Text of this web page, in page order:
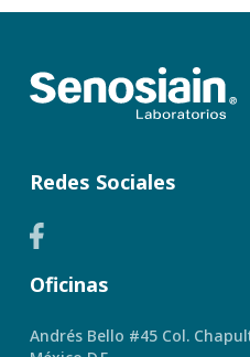
Redes Sociales
Oficinas
Andrés Bello #45 Col.